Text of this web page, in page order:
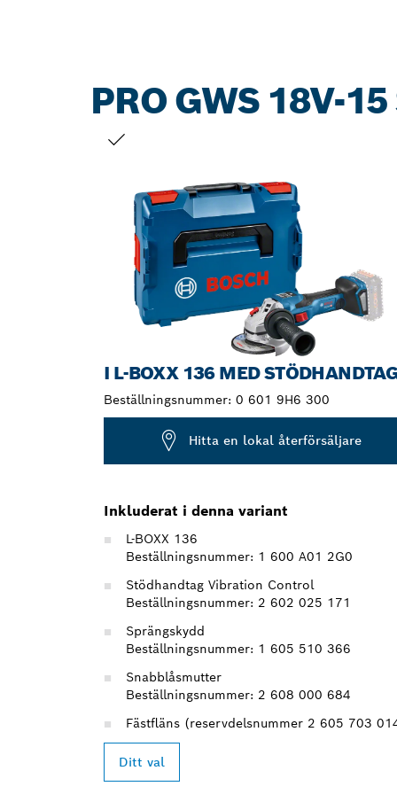
PRO GWS 18V-15
I L-BOXX 136 MED
Beställningsnummer: 0 601 9H6 300
Hitta en lokal återförsäljare
Inkluderat i denna variant
L-BOXX 136
Beställningsnummer: 1 600 A01 2G0
Stödhandtag Vibration Control
Beställningsnummer: 2 602 025 171
Sprängskydd
Beställningsnummer: 1 605 510 366
Snabblåsmutter
Beställningsnummer: 2 608 000 684
Fästfläns (reservdelsnummer 2 605 703
Ditt val